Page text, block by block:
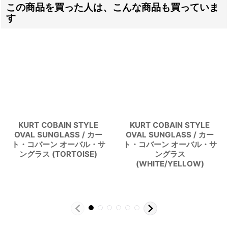
この商品を買った人は、こんな商品も買っていま
す
KURT COBAIN STYLE
OVAL SUNGLASS / カー
ト・コバーン オーバル・サ
ングラス (TORTOISE)
KURT COBAIN STYLE
OVAL SUNGLASS / カー
ト・コバーン オーバル・サ
ングラス
(WHITE/YELLOW)